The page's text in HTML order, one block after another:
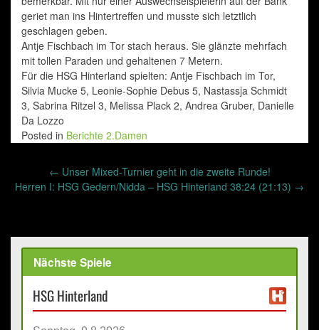
geriet man ins Hintertreffen und musste sich letztlich
geschlagen geben.
Antje Fischbach im Tor stach heraus. Sie glänzte mehrfach
mit tollen Paraden und gehaltenen 7 Metern.
Für die HSG Hinterland spielten: Antje Fischbach im Tor,
Silvia Mucke 5, Leonie-Sophie Debus 5, Nastassja Schmidt
3, Sabrina Ritzel 3, Melissa Plack 2, Andrea Gruber, Danielle
Da Lozzo
Posted in Berichte 2.Damen
navigation
← Unser Mixed-Turnier geht in die zweite Runde!
Herren I: HSG Gedern/Nidda – HSG Hinterland 38:24 (21:13) →
Nächste Spiele
HSG Hinterland